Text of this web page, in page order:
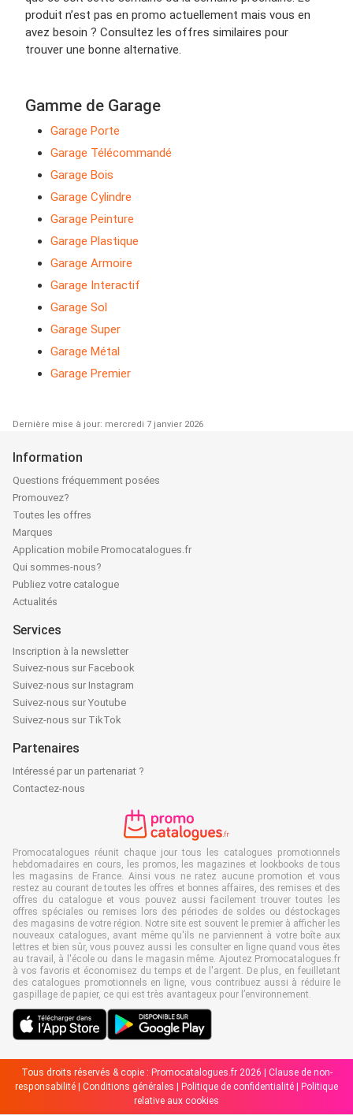
produit n’est pas en promo actuellement mais vous en
avez besoin ? Consultez les offres similaires pour
trouver une bonne alternative.
Gamme de Garage
Garage Porte
Garage Télécommandé
Garage Bois
Garage Cylindre
Garage Peinture
Garage Plastique
Garage Armoire
Garage Interactif
Garage Sol
Garage Super
Garage Métal
Garage Premier
Dernière mise à jour: mercredi 7 janvier 2026
Information
Questions fréquemment posées
Promouvez?
Toutes les offres
Marques
Application mobile Promocatalogues.fr
Qui sommes-nous?
Publiez votre catalogue
Actualités
Services
Inscription à la newsletter
Suivez-nous sur Facebook
Suivez-nous sur Instagram
Suivez-nous sur Youtube
Suivez-nous sur TikTok
Partenaires
Intéressé par un partenariat ?
Contactez-nous
Promocatalogues réunit chaque jour tous les catalogues promotionnels
hebdomadaires en cours, les promos, les magazines et lookbooks de tous
les magasins de France. Ainsi vous ne ratez aucune promotion et vous
restez au courant de toutes les offres et bonnes affaires, des remises et des
offres du catalogue et vous pouvez aussi facilement trouver toutes les
offres spéciales ou remises lors des périodes de soldes ou déstockages
des magasins de votre région. Notre site est souvent le premier à afficher les
nouveaux catalogues, avant même qu'ils ne parviennent à votre boîte aux
lettres et bien sûr, vous pouvez aussi les consulter en ligne quand vous êtes
au travail, à l'école ou dans le magasin même. Ajoutez Promocatalogues.fr
à vos favoris et économisez du temps et de l'argent. De plus, en feuilletant
des catalogues promotionnels en ligne, vous contribuez aussi à réduire le
gaspillage de papier, ce qui est très avantageux pour l’environnement.
Tous droits réservés & copie : Promocatalogues.fr 2026 | Clause de non-
responsabilité
Conditions générales Politique de confidentialité
Politique
relative aux cookies